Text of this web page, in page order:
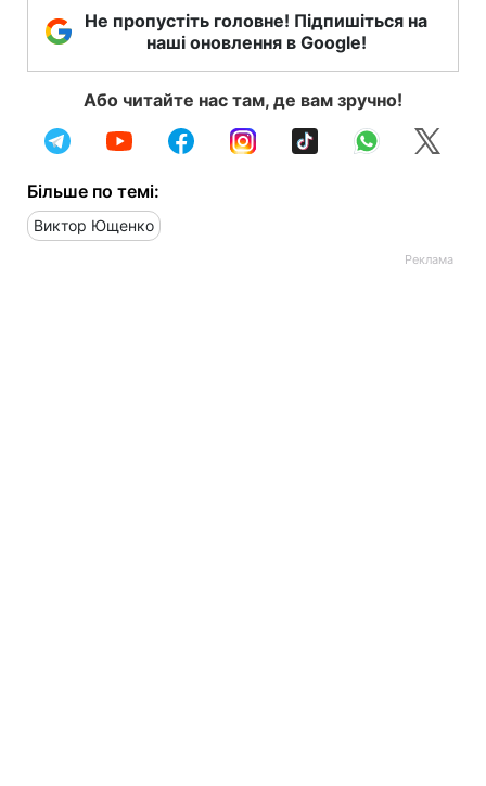
Не пропустіть головне! Підпишіться на
наші оновлення в Google!
Або читайте нас там, де вам зручно!
Більше по темі:
Виктор Ющенко